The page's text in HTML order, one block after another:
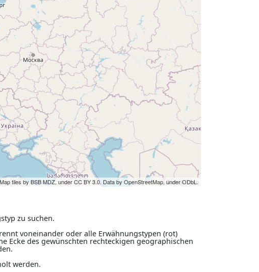
tiles by BSB MDZ, under CC BY 3.0. Data by OpenStreetMap, under ODbL.
zu suchen.
voneinander oder alle Erwähnungstypen (rot)
Ecke des gewünschten rechteckigen geographischen
werden.